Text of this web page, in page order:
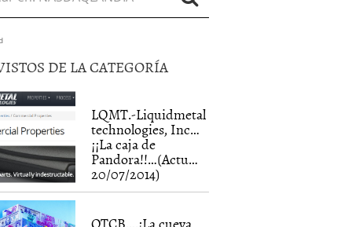
DE LA CATEGORÍA
LQMT.-Liquidmetal
technologies, Inc…
¡¡La caja de
Pandora!!…(Actu…
20/07/2014)